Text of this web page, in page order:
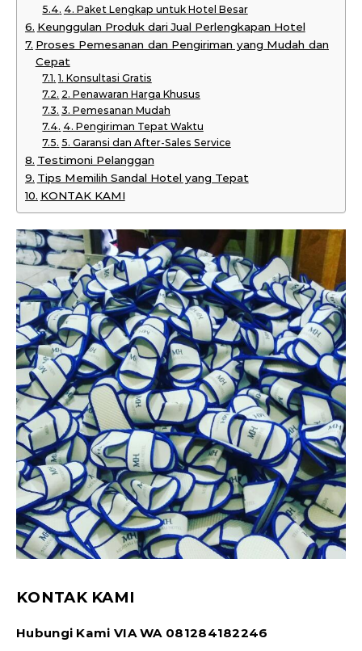
4. Paket Lengkap untuk Hotel Besar
Keunggulan Produk dari Jual Perlengkapan Hotel
Proses Pemesanan dan Pengiriman yang Mudah dan
Cepat
1. Konsultasi Gratis
2. Penawaran Harga Khusus
3. Pemesanan Mudah
4. Pengiriman Tepat Waktu
5. Garansi dan After-Sales Service
Testimoni Pelanggan
Tips Memilih Sandal Hotel yang Tepat
KONTAK KAMI
KONTAK KAMI
Hubungi Kami VIA WA 081284182246